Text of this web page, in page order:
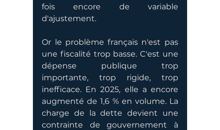
fois encore de variable
d'ajustement.
Or le problème français n'est pas
une fiscalité trop basse. C'est une
dépense publique trop
importante, trop rigide, trop
inefficace. En 2025, elle a encore
augmenté de 1,6 % en volume. La
charge de la dette devient une
contrainte de gouvernement à